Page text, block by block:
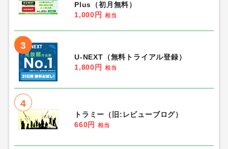
Plus（初月無料）
1,000円
相当
3
U-NEXT（無料トライアル登録）
1,800円
相当
4
トラミー（旧:レビューブログ）
660円
相当